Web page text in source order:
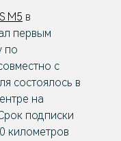
M5 в
первым
по
с
состоялось в
на
подписки
километров